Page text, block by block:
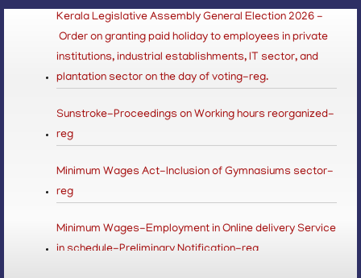
Order on granting paid holiday to employees in private
institutions, industrial establishments, IT sector, and
plantation sector on the day of voting-reg.
reg
reg
in schedule-Preliminary Notification-reg